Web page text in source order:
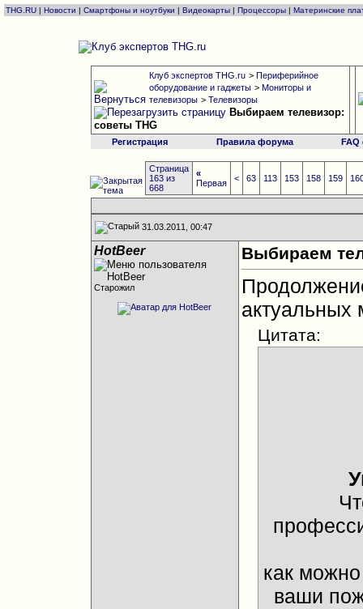
THG.RU | Новости | Смартфоны и ноутбуки | Видеокарты | Процессоры | Материнские
Клуб экспертов THG.ru > Периферийное
оборудование и гаджеты > Мониторы и
телевизоры > Телевизоры
Выбираем телевизор:
советы THG
Регистрация Правила форума
Страница
163 из
668
«
Первая
< 63 113 153 158 159
31.03.2011, 00:47
HotBeer
Старожил
Выбираем
актуальных
Цитата:
как
ваши